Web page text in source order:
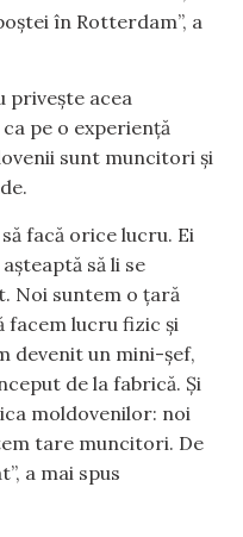
în Rotterdam”, a
privește acea
pe o experiență
sunt muncitori și
facă orice lucru. Ei
să li se
Noi suntem o țară
facem lucru fizic și
devenit un mini-șef,
de la fabrică. Și
moldovenilor: noi
tare muncitori. De
a mai spus